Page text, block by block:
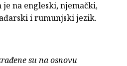
je na engleski, njemački,
i rumunjski jezik.
su na osnovu